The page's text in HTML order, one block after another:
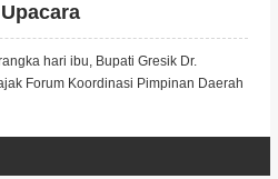
hari ibu, Bupati Gresik Dr.
Forum Koordinasi Pimpinan Daerah